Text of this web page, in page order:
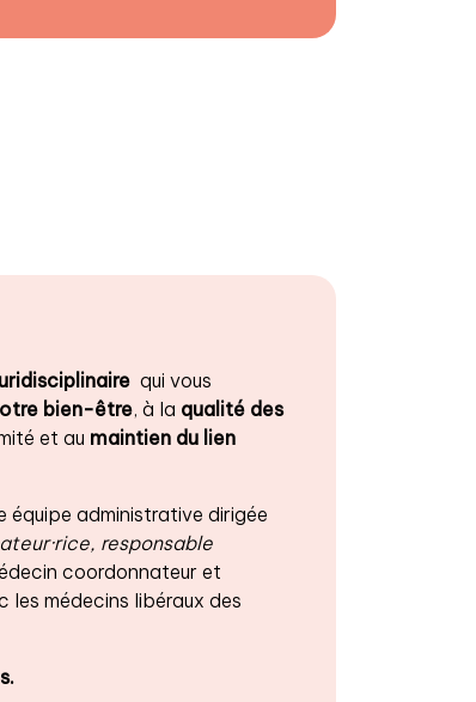
qui vous
bien-être, à la qualité des
et au maintien du lien
équipe administrative dirigée
responsable
coordonnateur et
les médecins libéraux des